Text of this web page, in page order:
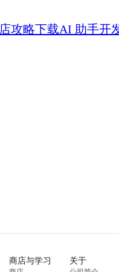
攻略下载AI 助手开
商店与学习 关于